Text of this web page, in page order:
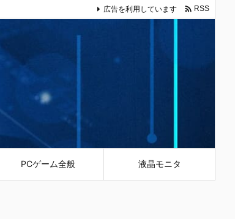
PCゲーム全般 液晶モニタ
広告を利用しています  RSS